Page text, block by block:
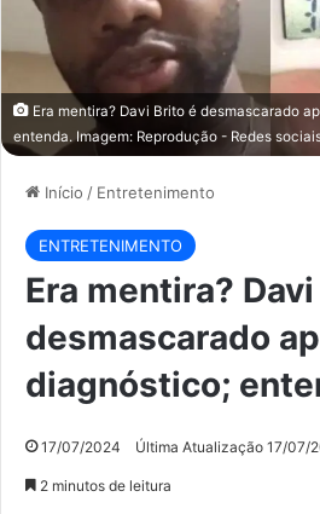
Era mentira? Davi Brito é desmascarado
entenda. Imagem: Reprodução - Redes
Início / Entretenimento
ENTRETENIMENTO
Era mentira?
desmascarado
diagnóstico;
17/07/2024 Última Atualização 17/07/
2 minutos de leitura